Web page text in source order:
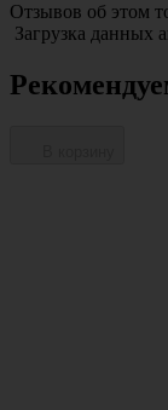
Отзывов об этом
Загрузка данных